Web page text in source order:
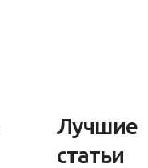
Лучшие
статьи